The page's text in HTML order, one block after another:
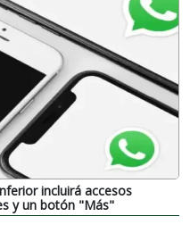
incluirá accesos
y un botón "Más"